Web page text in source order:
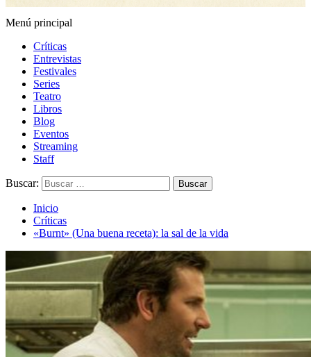
Espectador Web
Menú principal
Críticas
Entrevistas
Festivales
Series
Teatro
Libros
Blog
Eventos
Streaming
Staff
Buscar:
Inicio
Críticas
«Burnt» (Una buena receta): la sal de la vida